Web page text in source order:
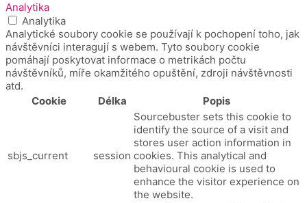
Analytika
Analytika
Analytické soubory cookie se používají k pochopení toho, jak
návštěvníci interagují s webem. Tyto soubory cookie
pomáhají poskytovat informace o metrikách počtu
návštěvníků, míře okamžitého opuštění, zdroji návštěvnosti
atd.
Cookie
Délka Popis
sbjs_current session
Sourcebuster sets this cookie to
identify the source of a visit and
stores user action information in
cookies. This analytical and
behavioural cookie is used to
enhance the visitor experience on
the website.